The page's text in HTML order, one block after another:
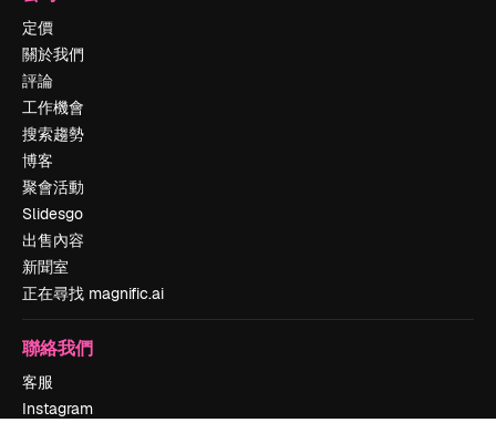
定價
關於我們
評論
工作機會
搜索趨勢
博客
聚會活動
Slidesgo
出售內容
新聞室
正在尋找 magnific.ai
聯絡我們
客服
Instagram